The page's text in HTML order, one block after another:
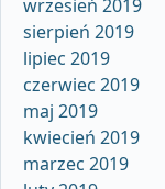
wrzesień 2019
sierpień 2019
lipiec 2019
czerwiec 2019
maj 2019
kwiecień 2019
marzec 2019